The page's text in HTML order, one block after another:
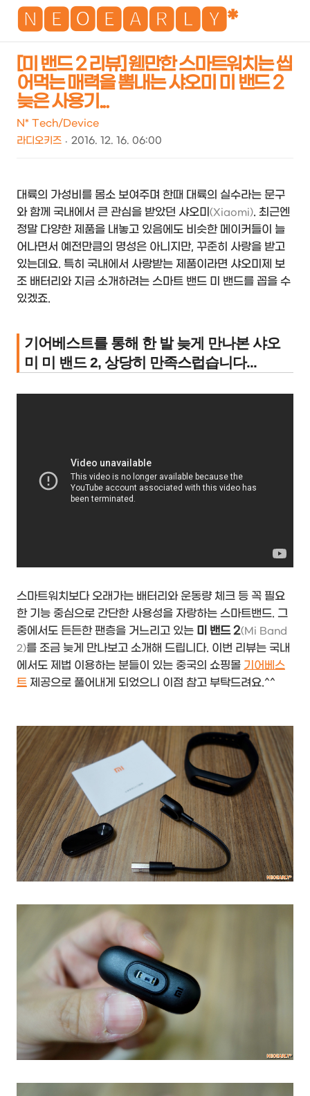
🅽🅴🅾🅴🅰🆁🅻🆈*
검
[미 밴드 2 리뷰] 웬만한 스마트워치는 씹
어먹는 매력을 뽐내는 샤오미 미 밴드 2
늦은 사용기...
N* Tech/Device
라디오키즈
2016. 12. 16. 06:00
대륙의 가성비를 몸소 보여주며 한때 대륙의 실수라는 문구
와 함께 국내에서 큰 관심을 받았던 샤오미 (Xiaomi). 최근엔
정말 다양한 제품을 내놓고 있음에도 비슷한 메이커들이 늘
어나면서 예전만큼의 명성은 아니지만, 꾸준히 사랑을 받고
있는데요. 특히 국내에서 사랑받는 제품이라면 샤오미제 보
조 배터리와 지금 소개하려는 스마트 밴드 미 밴드를 꼽을 수
있겠죠.
기어베스트를 통해 한 발 늦게 만나본 샤오
미 미 밴드 2, 상당히 만족스럽습니다...
스마트워치보다 오래가는 배터리와 운동량 체크 등 꼭 필요
한 기능 중심으로 간단한 사용성을 자랑하는 스마트밴드. 그
중에서도 든든한 팬층을 거느리고 있는 미 밴드 2(Mi Band
2)를 조금 늦게 만나보고 소개해 드립니다. 이번 리뷰는 국내
에서도 제법 이용하는 분들이 있는 중국의 쇼핑몰 기어베스
트 제공으로 풀어내게 되었으니 이점 참고 부탁드려요.^^